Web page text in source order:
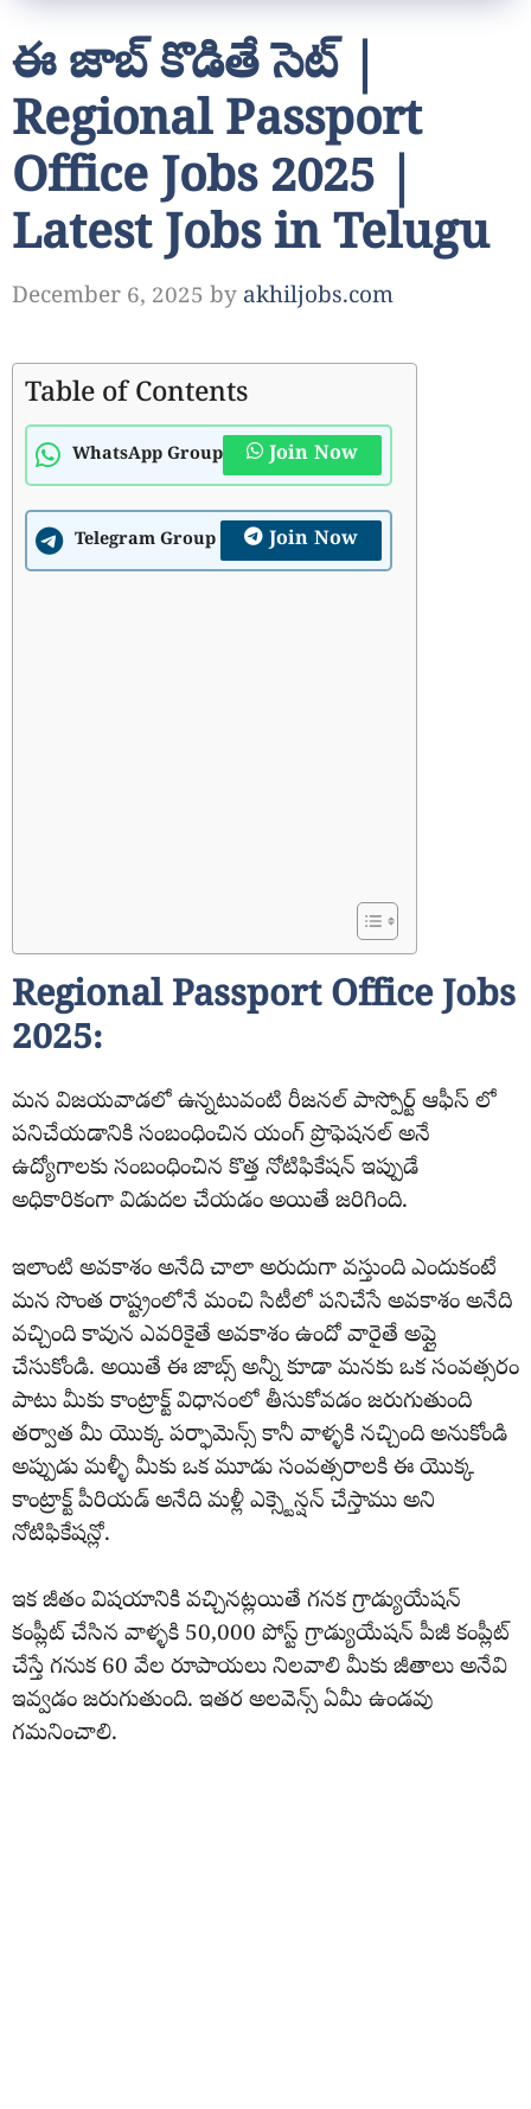
ఈ జాబ్ కొడితే సెట్ |
Regional Passport
Office Jobs 2025 |
Latest Jobs in Telugu
December 6, 2025 by akhiljobs.com
Table of Contents
WhatsApp Group Join Now
Telegram Group Join Now
Regional Passport Office Jobs
2025:
మన విజయవాడలో ఉన్నటువంటి రీజనల్ పాస్పోర్ట్ ఆఫీస్ లో
పనిచేయడానికి సంబంధించిన యంగ్ ప్రొఫెషనల్ అనే
ఉద్యోగాలకు సంబంధించిన కొత్త నోటిఫికేషన్ ఇప్పుడే
అధికారికంగా విడుదల చేయడం అయితే జరిగింది.
ఇలాంటి అవకాశం అనేది చాలా అరుదుగా వస్తుంది ఎందుకంటే
మన సొంత రాష్ట్రంలోనే మంచి సిటీలో పనిచేసే అవకాశం అనేది
వచ్చింది కావున ఎవరికైతే అవకాశం ఉందో వారైతే అప్లై
చేసుకోండి. అయితే ఈ జాబ్స్ అన్నీ కూడా మనకు ఒక సంవత్సరం
పాటు మీకు కాంట్రాక్ట్ విధానంలో తీసుకోవడం జరుగుతుంది
తర్వాత మీ యొక్క పర్ఫామెన్స్ కానీ వాళ్ళకి నచ్చింది అనుకోండి
అప్పుడు మళ్ళీ మీకు ఒక మూడు సంవత్సరాలకి ఈ యొక్క
కాంట్రాక్ట్ పీరియడ్ అనేది మళ్లీ ఎక్స్టెన్షన్ చేస్తాము అని
నోటిఫికేషన్లో.
ఇక జీతం విషయానికి వచ్చినట్లయితే గనక గ్రాడ్యుయేషన్
కంప్లీట్ చేసిన వాళ్ళకి 50,000 పోస్ట్ గ్రాడ్యుయేషన్ పీజీ కంప్లీట్
చేస్తే గనుక 60 వేల రూపాయలు నిలవాలి మీకు జీతాలు అనేవి
ఇవ్వడం జరుగుతుంది. ఇతర అలవెన్స్ ఏమీ ఉండవు
గమనించాలి.